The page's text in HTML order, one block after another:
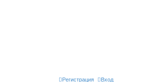
Вход
Регистрация